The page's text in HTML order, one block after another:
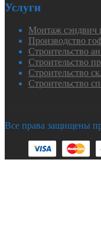
Услуги
Монтаж сэндвич
Производство
Строительство
Строительство
Строительство
Строительство
Все права защищены